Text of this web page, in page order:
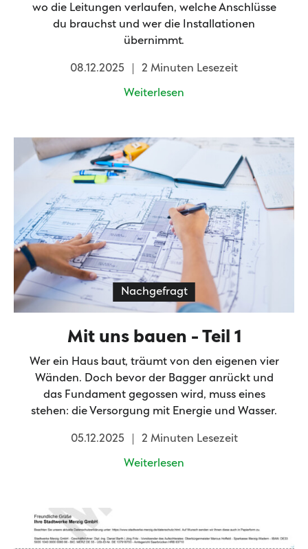
wo die Leitungen verlaufen, welche Anschlüsse
du brauchst und wer die Installationen
übernimmt.
08.12.2025 2 Minuten Lesezeit
Weiterlesen
Nachgefragt
Mit uns bauen - Teil 1
Wer ein Haus baut, träumt von den eigenen vier
Wänden. Doch bevor der Bagger anrückt und
das Fundament gegossen wird, muss eines
stehen: die Versorgung mit Energie und Wasser.
05.12.2025 2 Minuten Lesezeit
Weiterlesen